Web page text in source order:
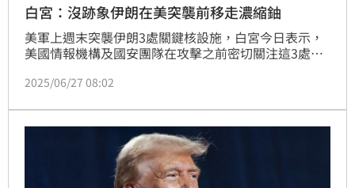
白宮：沒跡象伊朗在美突襲前移走濃縮鈾
美軍上週末突襲伊朗3處關鍵核設施，白宮今日表示，
美國情報機構及國安團隊在攻擊之前密切關注這3處的
擊前被移走；這是一項「成功的行動」。
2025/06/27 08:02